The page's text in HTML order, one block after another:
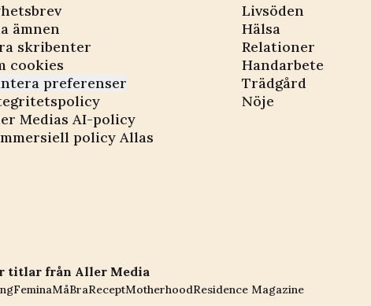
ämnen
skribenter
cookies
preferenser
Medias AI-policy
policy Allas
Livsöden
Hälsa
Relationer
Handarbete
Trädgård
Nöje
titlar från Aller Media
FeminaMåBraReceptMotherhoodResidence Magazine